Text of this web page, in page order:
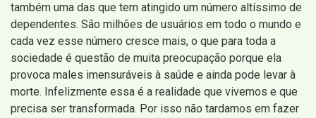
também uma das que tem atingido um número altíssimo de
dependentes. São milhões de usuários em todo o mundo e
cada vez esse número cresce mais, o que para toda a
sociedade é questão de muita preocupação porque ela
provoca males imensuráveis à saúde e ainda pode levar à
morte. Infelizmente essa é a realidade que vivemos e que
precisa ser transformada. Por isso não tardamos em fazer